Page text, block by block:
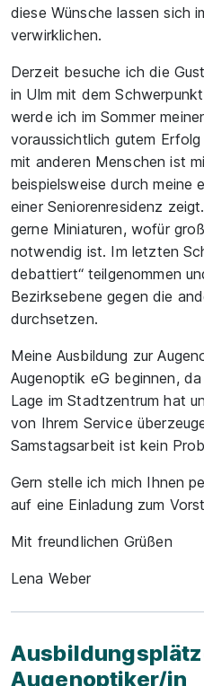
diese Wünsche lassen sich
verwirklichen.
Derzeit besuche ich die
in Ulm mit dem
werde ich im Sommer
voraussichtlich gutem
mit anderen Menschen ist
beispielsweise durch meine
einer Seniorenresidenz
gerne Miniaturen, wofür
notwendig ist. Im letzten
debattiert“ teilgenommen
Bezirksebene gegen die
durchsetzen.
Meine Ausbildung zur
Augenoptik eG beginnen,
Lage im Stadtzentrum hat
von Ihrem Service
Samstagsarbeit ist kein
Gern stelle ich mich Ihnen
auf eine Einladung zum
Mit freundlichen Grüßen
Lena Weber
Augenoptiker/in